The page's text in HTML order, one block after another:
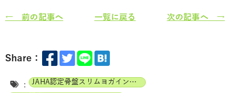
← 前の記事へ 一覧に戻る 次の記事へ →
Share：
:
JAHA認定骨盤スリムヨガインストラクター